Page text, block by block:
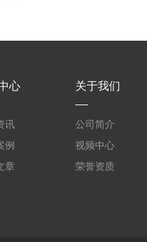
心
讯
例
章
关于我们
公司简介
视频中心
荣誉资质